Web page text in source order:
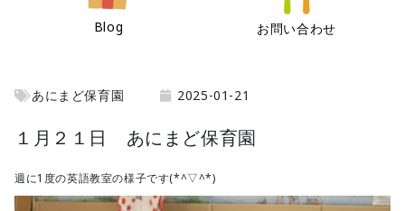
Blog お問い合わせ
あにまど保育園 2025-01-21
１月２１日 あにまど保育園
週に1度の英語教室の様子です(*^▽^*)